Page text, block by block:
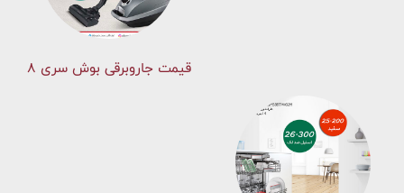
قیمت جاروبرقی بوش سری ۸